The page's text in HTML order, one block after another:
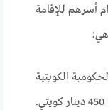
أسرهم للإقامة
الكويتية